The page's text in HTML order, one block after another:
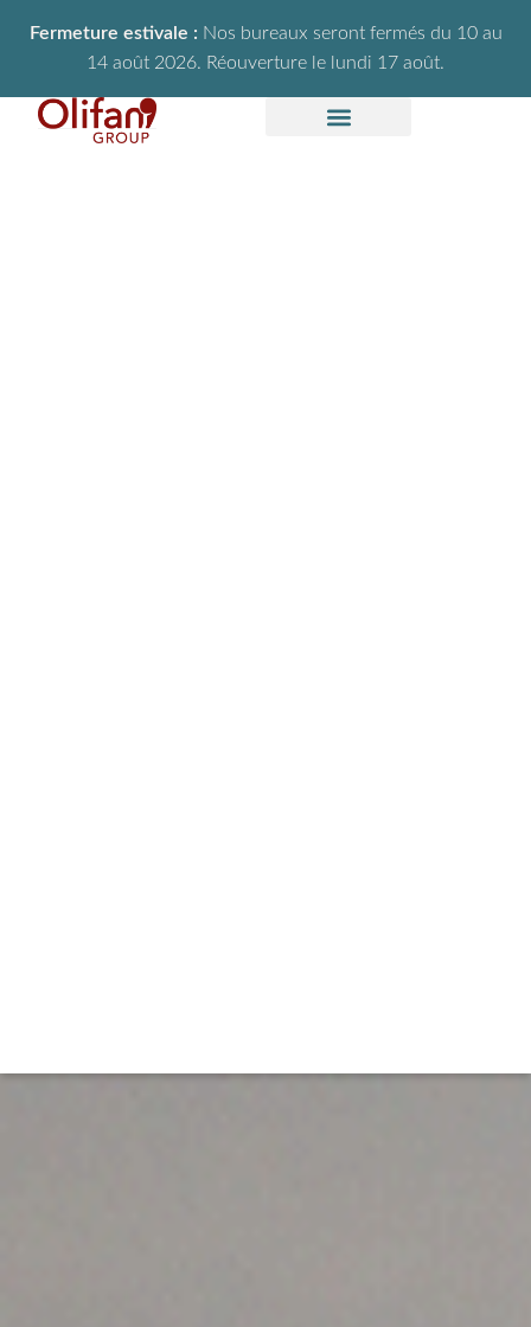
Fermeture estivale : Nos bureaux seront fermés du 10 au
14 août 2026. Réouverture le lundi 17 août.